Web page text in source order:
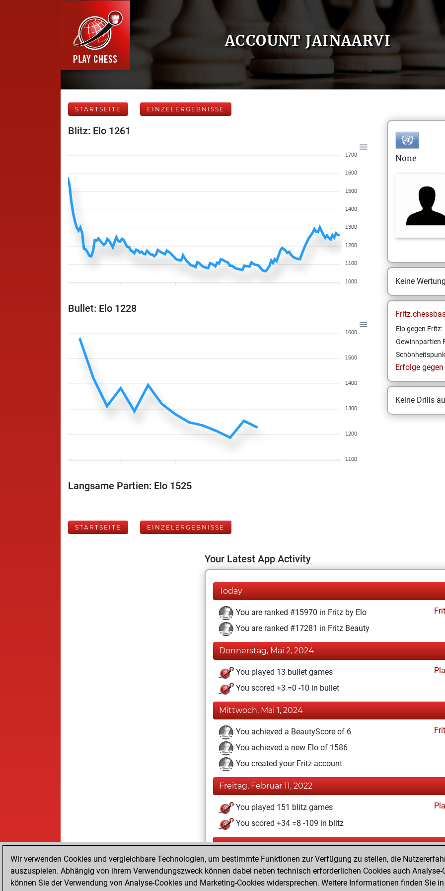
ACCOUNT JAINAARVI
STARTSEITE EINZELERGEBNISSE
Blitz: Elo 1261
1700
1600
1500
1400
1300
1200
1100
1000
Bullet: Elo 1228
1600
1500
1400
1300
1200
1100
Langsame Partien: Elo 1525
None
Keine
Elo gegen Fritz:
Gewinnpartien
Erfolge
Keine Drills
STARTSEITE EINZELERGEBNISSE
Your Latest App Activity
Today
You are ranked #15970 in Fritz by Elo
You are ranked #17281 in Fritz Beauty
Donnerstag, Mai 2, 2024
You played 13 bullet games
You scored +3 =0 -10 in bullet
Mittwoch, Mai 1, 2024
You achieved a BeautyScore of 6
You achieved a new Elo of 1586
You created your Fritz account
Freitag, Februar 11, 2022
You played 151 blitz games
You scored +34 =8 -109 in blitz
Donnerstag, Februar 10, 2022
You played 12 slow games
You scored +4 =0 -8 in slow games
Wir verwenden Cookies und vergleichbare Technologien, um bestimmte Funktionen zur Verfügung zu stellen, die
auszuspielen. Abhängig von ihrem Verwendungszweck können dabei neben technisch erforderlichen Cookies auch
können Sie der Verwendung von Analyse-Cookies und Marketing-Cookies widersprechen. Weitere Informationen finden Sie